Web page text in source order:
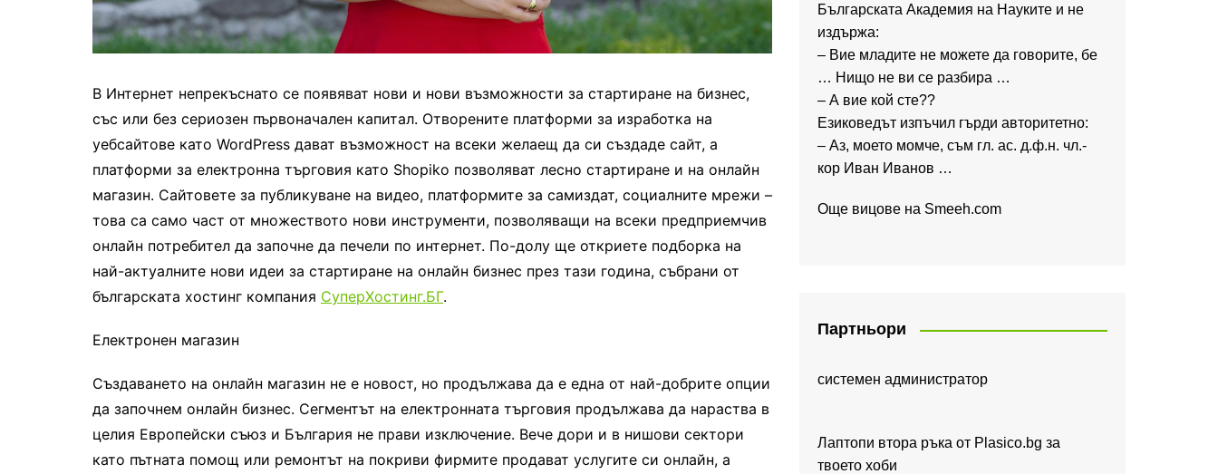
В Интернет непрекъснато се появяват нови и нови възможности за стартиране на бизнес,
със или без сериозен първоначален капитал. Отворените платформи за изработка на
уебсайтове като WordPress дават възможност на всеки желаещ да си създаде сайт, а
платформи за електронна търговия като Shopiko позволяват лесно стартиране и на онлайн
магазин. Сайтовете за публикуване на видео, платформите за самиздат, социалните мрежи –
това са само част от множеството нови инструменти, позволяващи на всеки предприемчив
онлайн потребител да започне да печели по интернет. По-долу ще откриете подборка на
най-актуалните нови идеи за стартиране на онлайн бизнес през тази година, събрани от
българската хостинг компания СуперХостинг.БГ.
Електронен магазин
Създаването на онлайн магазин не е новост, но продължава да е една от най-добрите опции
да започнем онлайн бизнес. Сегментът на електронната търговия продължава да нараства в
целия Европейски съюз и България не прави изключение. Вече дори и в нишови сектори
като пътната помощ или ремонтът на покриви фирмите продават услугите си онлайн, а
Българската Академия на Науките и не
издържа:
– Вие младите не можете да говорите, бе
… Нищо не ви се разбира …
– А вие кой сте??
Езиковедът изпъчил гърди авторитетно:
– Аз, моето момче, съм гл. ас. д.ф.н. чл.-
кор Иван Иванов …
Още вицове на Smeeh.com
Партньори
системен администратор
Лаптопи втора ръка от Plasico.bg за
твоето хоби